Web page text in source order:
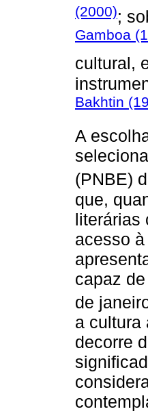
(2000);
Gamboa
cultural,
Bakhtin
A
(PNBE)
que,
literárias
acesso
capaz
de
a cultura
decorre